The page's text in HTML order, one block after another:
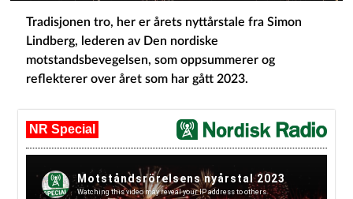
Tradisjonen tro, her er årets nyttårstale fra Simon
Lindberg, lederen av Den nordiske
motstandsbevegelsen, som oppsummerer og
reflekterer over året som har gått 2023.